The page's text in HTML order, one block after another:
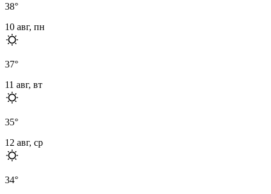
38°
10 авг, пн
37°
11 авг, вт
35°
12 авг, ср
34°